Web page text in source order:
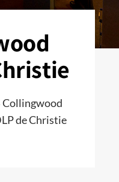
Collingwood
de Christie